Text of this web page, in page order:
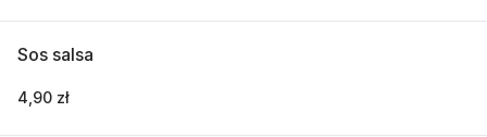
Sos salsa
4,90 zł